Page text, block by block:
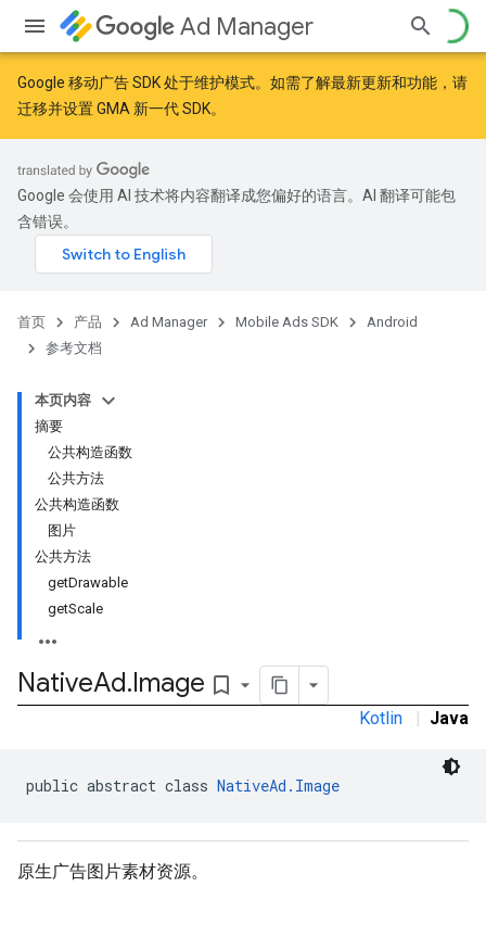
Ad Manager
Google 移动广告 SDK 处于维护模式。如需了解最新更新和功能，请
迁移并设置 GMA 新一代 SDK。
Google 会使用 AI 技术将内容翻译成您偏好的语言。AI 翻译可能包
含错误。
首页 产品 Ad Manager Mobile Ads SDK
Android
参考文档
本页内容
摘要
公共构造函数
公共方法
公共构造函数
图片
公共方法
getDrawable
getScale
NativeAd.Image bookmark_border
Kotlin | Java
public abstract class NativeAd.Image
原生广告图片素材资源。